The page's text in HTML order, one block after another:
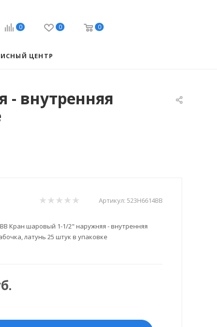
0 0 0
ЦЕНТР
- внутренняя
Артикул: 523H6614BB
Кран шаровый 1-1/2" наружняя - внутренняя
латунь 25 штук в упаковке